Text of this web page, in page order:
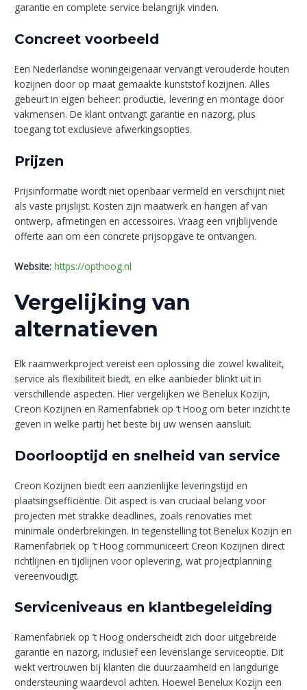
garantie en complete service belangrijk vinden.
Concreet voorbeeld
Een Nederlandse woningeigenaar vervangt verouderde houten
kozijnen door op maat gemaakte kunststof kozijnen. Alles
gebeurt in eigen beheer: productie, levering en montage door
vakmensen. De klant ontvangt garantie en nazorg, plus
toegang tot exclusieve afwerkingsopties.
Prijzen
Prijsinformatie wordt niet openbaar vermeld en verschijnt niet
als vaste prijslijst. Kosten zijn maatwerk en hangen af van
ontwerp, afmetingen en accessoires. Vraag een vrijblijvende
offerte aan om een concrete prijsopgave te ontvangen.
Website: https://opthoog.nl
Vergelijking van
alternatieven
Elk raamwerkproject vereist een oplossing die zowel kwaliteit,
service als flexibiliteit biedt, en elke aanbieder blinkt uit in
verschillende aspecten. Hier vergelijken we Benelux Kozijn,
Creon Kozijnen en Ramenfabriek op ’t Hoog om beter inzicht te
geven in welke partij het beste bij uw wensen aansluit.
Doorlooptijd en snelheid van service
Creon Kozijnen biedt een aanzienlijke leveringstijd en
plaatsingsefficiëntie. Dit aspect is van cruciaal belang voor
projecten met strakke deadlines, zoals renovaties met
minimale onderbrekingen. In tegenstelling tot Benelux Kozijn en
Ramenfabriek op ’t Hoog communiceert Creon Kozijnen direct
richtlijnen en tijdlijnen voor oplevering, wat projectplanning
vereenvoudigt.
Serviceniveaus en klantbegeleiding
Ramenfabriek op ’t Hoog onderscheidt zich door uitgebreide
garantie en nazorg, inclusief een levenslange serviceoptie. Dit
wekt vertrouwen bij klanten die duurzaamheid en langdurige
ondersteuning waardevol achten. Hoewel Benelux Kozijn een